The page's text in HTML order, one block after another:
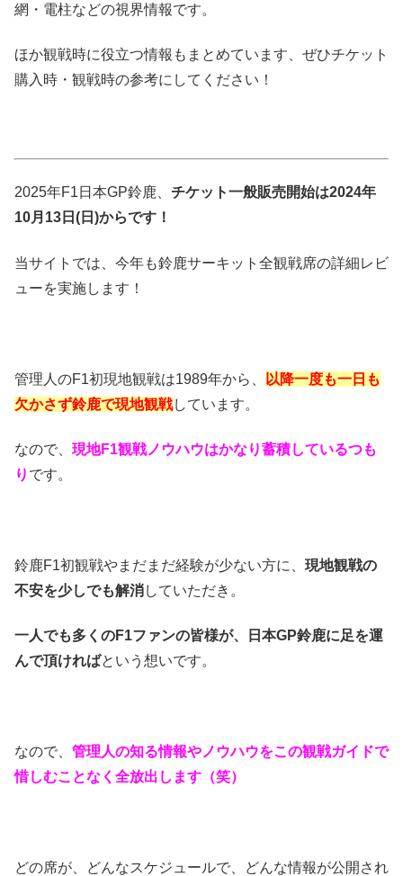
網・電柱などの視界情報です。
ほか観戦時に役立つ情報もまとめています、ぜひチケット
購入時・観戦時の参考にしてください！
2025年F1日本GP鈴鹿、 チケット一般販売開始は2024年
10月13日(日)からです！
当サイトでは、今年も鈴鹿サーキット全観戦席の詳細レビ
ューを実施します！
管理人のF1初現地観戦は1989年から、
以降一度も一日も
欠かさず鈴鹿で現地観戦しています。
なので、 現地F1観戦ノウハウはかなり蓄積しているつも
り です。
鈴鹿F1初観戦やまだまだ経験が少ない方に、 現地観戦の
不安を少しでも解消していただき。
一人でも多くのF1ファンの皆様が、日本GP鈴鹿に足を運
んで頂ければという想いです。
なので、 管理人の知る情報やノウハウをこの観戦ガイドで
惜しむことなく全放出します（笑）
どの席が、どんなスケジュールで、どんな情報が公開され